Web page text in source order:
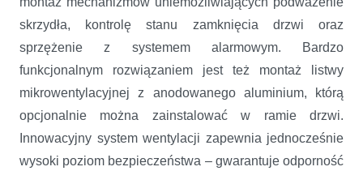
skrzydła, kontrolę stanu zamknięcia drzwi oraz
sprzężenie z systemem alarmowym. Bardzo
funkcjonalnym rozwiązaniem jest też montaż listwy
mikrowentylacyjnej z anodowanego aluminium, którą
opcjonalnie można zainstalować w ramie drzwi.
Innowacyjny system wentylacji zapewnia jednocześnie
wysoki poziom bezpieczeństwa – gwarantuje odporność